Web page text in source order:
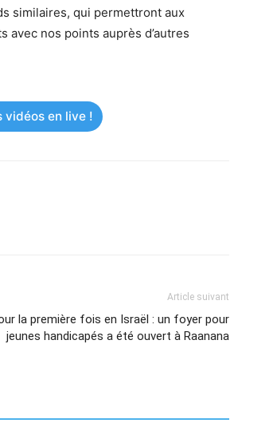
similaires, qui permettront aux
avec nos points auprès d’autres
vidéos en live !
Article suivant
la première fois en Israël : un foyer pour
jeunes handicapés a été ouvert à Raanana